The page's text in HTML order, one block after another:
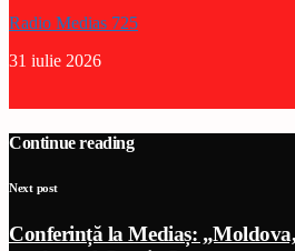
Radio Medias 725
31 iulie 2026
Continue reading
Next post
Conferință la Mediaș: